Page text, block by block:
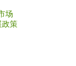
场
政策